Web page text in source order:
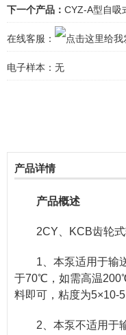
下一个产品： CYZ-A型自吸
在线客服：
电子样本： 无
产品详情
产品概述
2CY、KCB齿轮
1、本泵适用于输
于70℃，如需高温
料即可，粘度为5×10-5
2、本泵不适用于